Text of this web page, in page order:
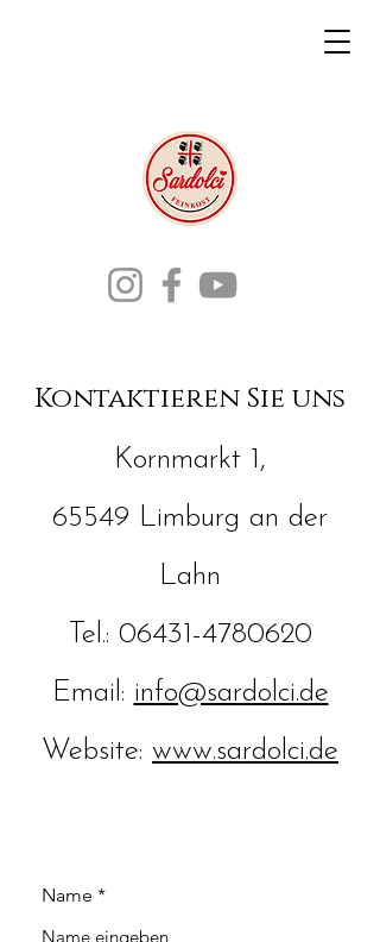
Kontaktieren Sie uns
Kornmarkt 1,
65549 Limburg an der
Lahn
Tel.: 06431-4780620
Email: info@sardolci.de
Website: www.sardolci.de
Name